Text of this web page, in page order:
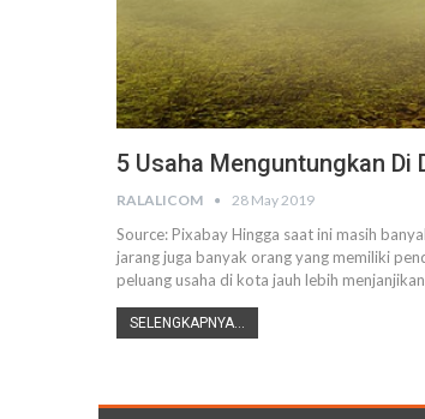
5 Usaha Menguntungkan Di
RALALICOM 28 May 2019
Source: Pixabay Hingga saat ini masih
jarang juga banyak orang yang memiliki
peluang usaha di kota jauh lebih
SELENGKAPNYA...